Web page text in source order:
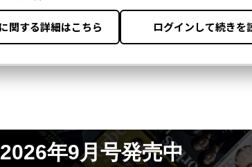
2026年9月号発売中